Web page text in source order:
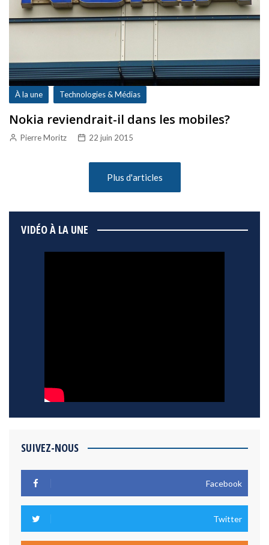
À la une Technologies & Médias
Nokia reviendrait-il dans les mobiles?
Pierre Moritz 22 juin 2015
Plus d'articles
VIDÉO À LA UNE
SUIVEZ-NOUS
Facebook
Twitter